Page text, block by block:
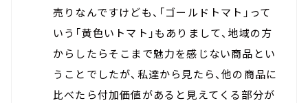
売りなんですけども、「ゴールドトマト」って
いう「黄色いトマト」もありまして、地域の方
からしたらそこまで魅力を感じない商品とい
うことでしたが、私達から見たら、他の商品に
比べたら付加価値があると見えてくる部分が